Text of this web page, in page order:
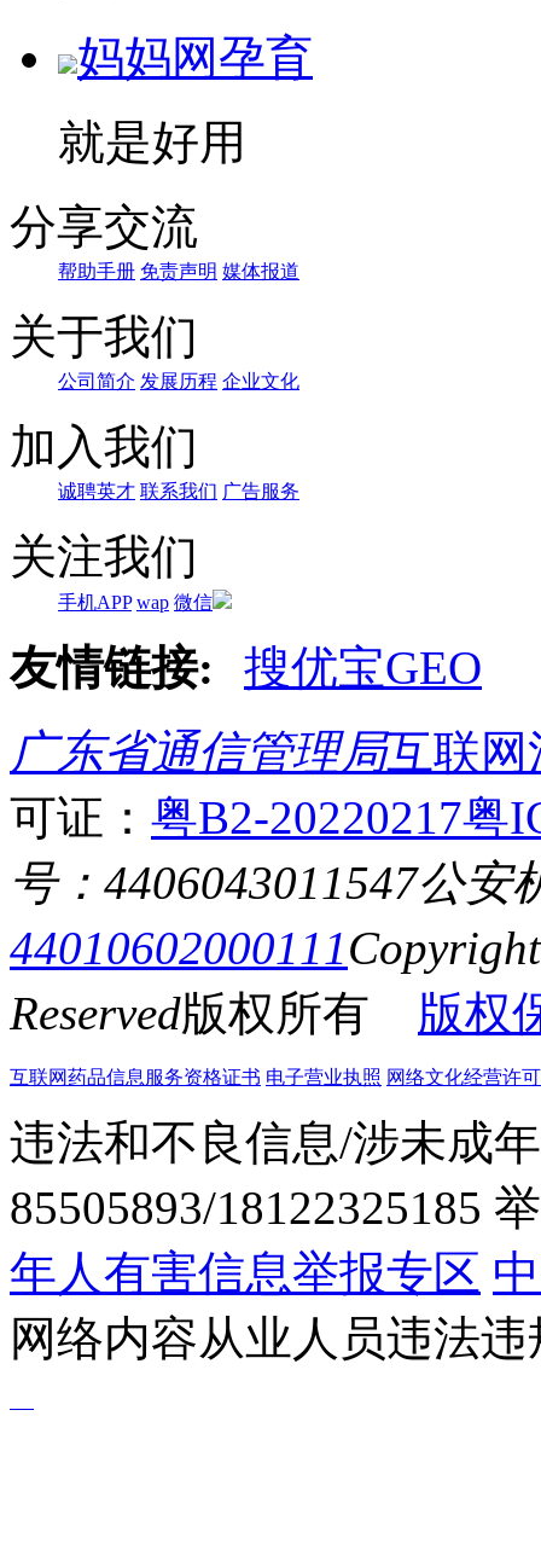
妈妈网孕育
就是好用
分享交流
帮助手册 免责声明 媒体报道
关于我们
公司简介 发展历程 企业文化
加入我们
诚聘英才 联系我们 广告服务
关注我们
手机APP wap 微信
友情链接:
搜优宝GEO
广东省通信管理局互联网
可证： 粤B2-20220217粤
号：4406043011547公安
44010602000111
Reserved版权所有 版权
互联网药品信息服务资格证书 电子营业执照 网络文化经营许
违法和不良信息/涉未成
85505893/18122325185
年人有害信息举报专区
网络内容从业人员违法